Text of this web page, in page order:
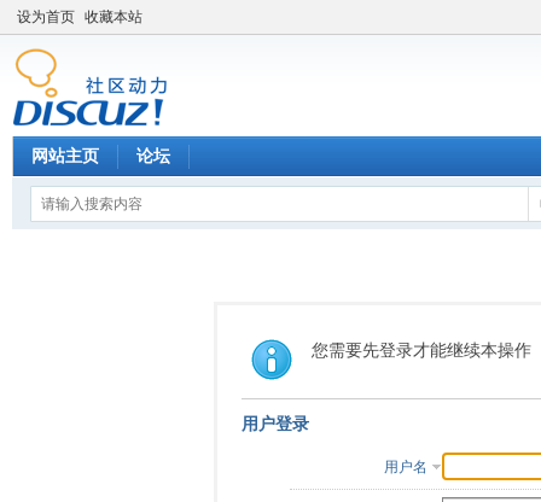
设为首页 收藏本站
网站主页 论坛
您需要先登录才能继续本操作
用户登录
用户名